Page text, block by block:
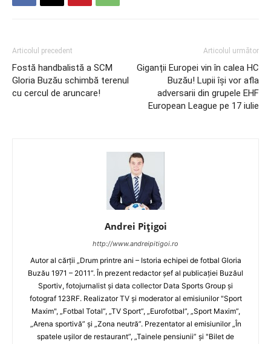
Articolul precedent
Fostă handbalistă a SCM
Gloria Buzău schimbă terenul
cu cercul de aruncare!
Articolul următor
Giganții Europei vin în calea HC
Buzău! Lupii își vor afla
adversarii din grupele EHF
European League pe 17 iulie
Andrei Pițigoi
http://www.andreipitigoi.ro
Autor al cărţii „Drum printre ani – Istoria echipei de fotbal Gloria
Buzău 1971 – 2011”. În prezent redactor şef al publicaţiei Buzăul
Sportiv, fotojurnalist şi data collector Data Sports Group şi
fotograf 123RF. Realizator TV şi moderator al emisiunilor "Sport
Maxim", „Fotbal Total”, „TV Sport”, „Eurofotbal”, „Sport Maxim”,
„Arena sportivă” şi „Zona neutră”. Prezentator al emisiunilor „În
spatele uşilor de restaurant”, „Tainele pensiunii” şi "Bilet de